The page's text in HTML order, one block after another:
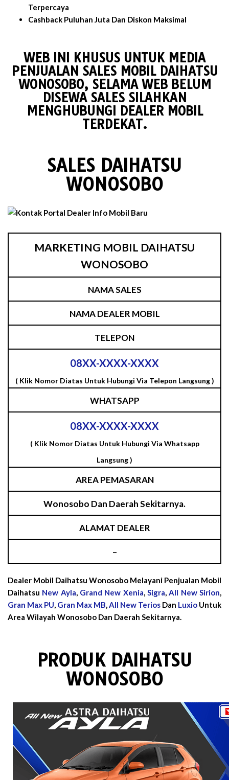
Terpercaya
Cashback Puluhan Juta Dan Diskon Maksimal
WEB INI KHUSUS UNTUK MEDIA
PENJUALAN SALES MOBIL DAIHATSU
WONOSOBO, SELAMA WEB BELUM
DISEWA SALES SILAHKAN
MENGHUBUNGI DEALER MOBIL
TERDEKAT.
SALES DAIHATSU
WONOSOBO
MARKETING MOBIL DAIHATSU
WONOSOBO
NAMA SALES
NAMA DEALER MOBIL
TELEPON
08XX-XXXX-XXXX
( Klik Nomor Diatas Untuk Hubungi Via Telepon Langsung )
WHATSAPP
08XX-XXXX-XXXX
( Klik Nomor Diatas Untuk Hubungi Via Whatsapp
Langsung )
AREA PEMASARAN
Wonosobo Dan Daerah Sekitarnya.
ALAMAT DEALER
–
Dealer Mobil Daihatsu Wonosobo Melayani Penjualan Mobil
Daihatsu New Ayla, Grand New Xenia,Sigra,All New Sirion,
Gran Max PU, Gran Max MB,All New Terios Dan Luxio Untuk
Area Wilayah Wonosobo Dan Daerah Sekitarnya.
PRODUK DAIHATSU
WONOSOBO